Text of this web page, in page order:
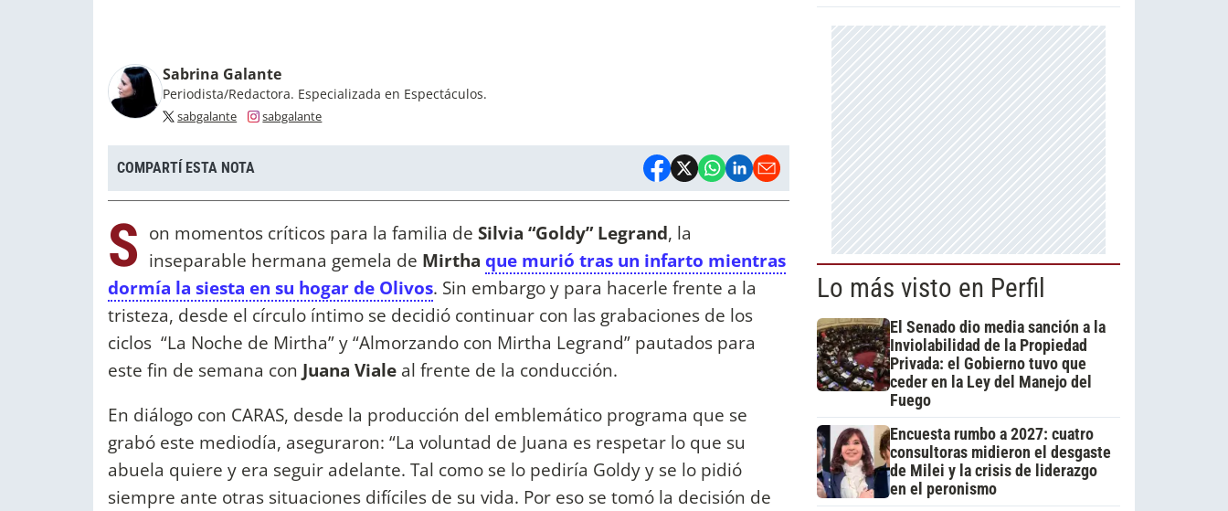
Sabrina Galante
Periodista/Redactora. Especializada en Espectáculos.
sabgalante sabgalante
COMPARTÍ ESTA NOTA
S on momentos críticos para la familia de Silvia “Goldy” Legrand, la
inseparable hermana gemela de Mirtha que murió tras un infarto mientras
dormía la siesta en su hogar de Olivos. Sin embargo y para hacerle frente a la
tristeza, desde el círculo íntimo se decidió continuar con las grabaciones de los
ciclos “La Noche de Mirtha” y “Almorzando con Mirtha Legrand” pautados para
este fin de semana con Juana Viale al frente de la conducción.
En diálogo con CARAS, desde la producción del emblemático programa que se
grabó este mediodía, aseguraron: “La voluntad de Juana es respetar lo que su
abuela quiere y era seguir adelante. Tal como se lo pediría Goldy y se lo pidió
siempre ante otras situaciones difíciles de su vida. Por eso se tomó la decisión de
Lo más visto en Perfil
El Senado dio media sanción a la
Inviolabilidad de la Propiedad
Privada: el Gobierno tuvo que
ceder en la Ley del Manejo del
Fuego
Encuesta rumbo a 2027: cuatro
consultoras midieron el desgaste
de Milei y la crisis de liderazgo
en el peronismo